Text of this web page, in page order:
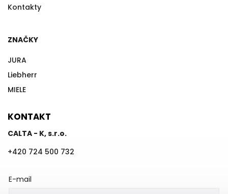
Kontakty
ZNAČKY
JURA
Liebherr
MIELE
KONTAKT
CALTA - K, s.r.o.
+420 724 500 732
E-mail